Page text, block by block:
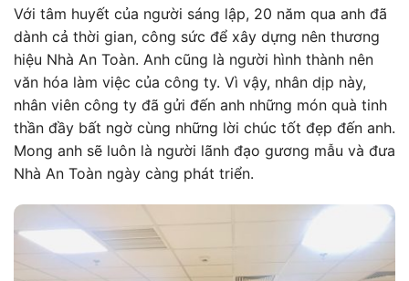
Với tâm huyết của người sáng lập, 20 năm qua anh đã
dành cả thời gian, công sức để xây dựng nên thương
hiệu Nhà An Toàn. Anh cũng là người hình thành nên
văn hóa làm việc của công ty. Vì vậy, nhân dịp này,
nhân viên công ty đã gửi đến anh những món quà tinh
thần đầy bất ngờ cùng những lời chúc tốt đẹp đến anh.
Mong anh sẽ luôn là người lãnh đạo gương mẫu và đưa
Nhà An Toàn ngày càng phát triển.